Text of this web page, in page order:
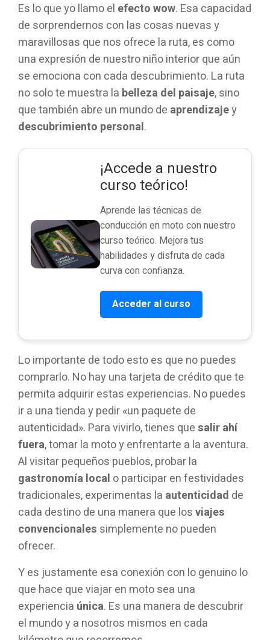
Es lo que yo llamo el efecto wow. Esa capacidad
de sorprendernos con las cosas nuevas y
maravillosas que nos ofrece la ruta, es como
una expresión de nuestro niño interior que aún
se emociona con cada descubrimiento. La ruta
no solo te muestra la belleza del paisaje, sino
que también abre un mundo de aprendizajey
descubrimiento personal.
¡Accede a nuestro
curso teórico!
Aprende las técnicas de
conducción en moto con nuestro
curso teórico. Mejora tus
habilidades y disfruta de cada
curva con confianza.
Acceder al curso
Lo importante de todo esto es que no puedes
comprarlo. No hay una tarjeta de crédito que te
permita adquirir estas experiencias. No puedes
ir a una tienda y pedir «un paquete de
autenticidad». Para vivirlo, tienes quesalir ahí
fuera, tomar la moto y enfrentarte a la aventura.
Al visitar pequeños pueblos, probar la
gastronomía local o participar en festividades
tradicionales, experimentas la autenticidad de
cada destino de una manera que losviajes
convencionales simplemente no pueden
ofrecer.
Y es justamente esa conexión con lo genuino lo
que hace que viajar en moto sea una
experiencia única. Es una manera de descubrir
el mundo y a nosotros mismos en cada